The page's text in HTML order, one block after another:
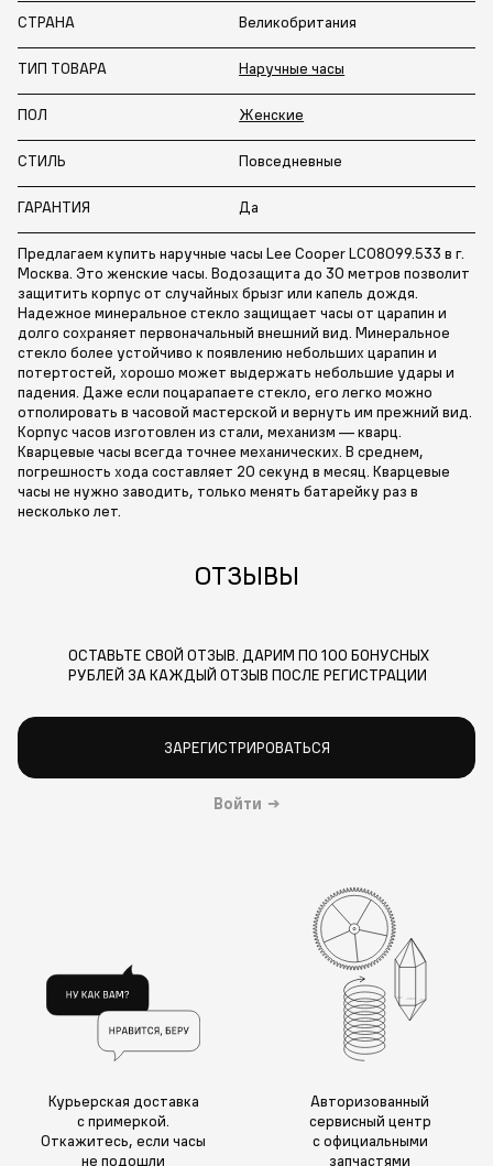
СТРАНА Великобритания
ТИП ТОВАРА Наручные часы
ПОЛ Женские
СТИЛЬ Повседневные
ГАРАНТИЯ Да
Предлагаем купить наручные часы Lee Cooper LC08099.533 в г.
Москва. Это женские часы. Водозащита до 30 метров позволит
защитить корпус от случайных брызг или капель дождя.
Надежное минеральное стекло защищает часы от царапин и
долго сохраняет первоначальный внешний вид. Минеральное
стекло более устойчиво к появлению небольших царапин и
потертостей, хорошо может выдержать небольшие удары и
падения. Даже если поцарапаете стекло, его легко можно
отполировать в часовой мастерской и вернуть им прежний вид.
Корпус часов изготовлен из стали, механизм — кварц.
Кварцевые часы всегда точнее механических. В среднем,
погрешность хода составляет 20 секунд в месяц. Кварцевые
часы не нужно заводить, только менять батарейку раз в
несколько лет.
ОТЗЫВЫ
ОСТАВЬТЕ СВОЙ ОТЗЫВ. ДАРИМ ПО 100 БОНУСНЫХ
РУБЛЕЙ ЗА КАЖДЫЙ ОТЗЫВ ПОСЛЕ РЕГИСТРАЦИИ
ЗАРЕГИСТРИРОВАТЬСЯ
Войти →
Курьерская доставка
с примеркой.
Откажитесь, если часы
не подошли
Авторизованный
сервисный центр
с официальными
запчастями